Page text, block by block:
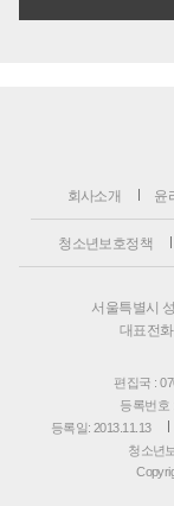
회사소개 윤
청소년보호정책
서울특별시
대표전
편집국 :
등록번호
등록일: 2013.11.13
청소년